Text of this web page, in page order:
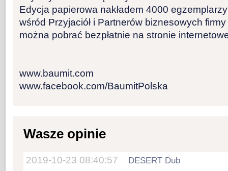
Edycja papierowa nakładem 4000
wśród Przyjaciół i Partnerów biznesowych
można pobrać bezpłatnie na stronie
www.baumit.com
www.facebook.com/BaumitPolska
Wasze opinie
2019-10-23 08:40:57 DESERT Dub